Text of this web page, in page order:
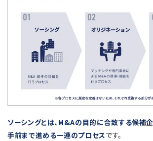
ソーシングとは、M&Aの目的に合致する候補
手前まで進める一連のプロセスです。